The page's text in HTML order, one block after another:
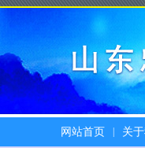
网站首页 关